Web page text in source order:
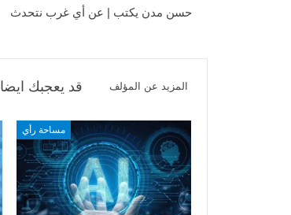
حسن مدن يكتب | عن أي غرب نتحدث
قد يعجبك ايضا المزيد عن المؤلف
مساحة رأي